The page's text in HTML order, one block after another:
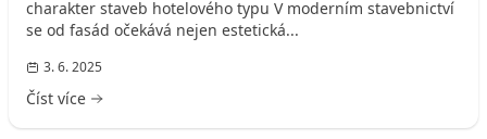
charakter staveb hotelového typu V moderním stavebnictví
se od fasád očekává nejen estetická...
3. 6. 2025
Číst více